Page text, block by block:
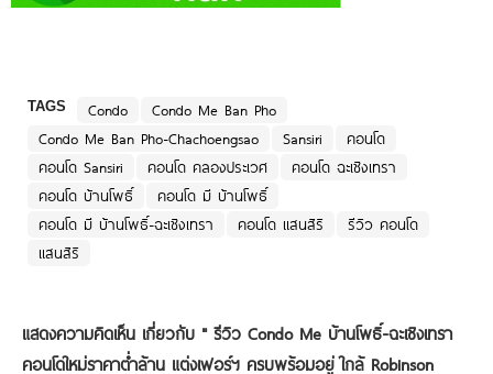
TAGS Condo
Condo Me Ban Pho
Condo Me Ban Pho-Chachoengsao
Sansiri
คอนโด
คอนโด Sansiri
คอนโด คลองประเวศ
คอนโด ฉะเชิงเทรา
คอนโด บ้านโพธิ์
คอนโด มี บ้านโพธิ์
คอนโด มี บ้านโพธิ์-ฉะเชิงเทรา
คอนโด แสนสิริ
รีวิว คอนโด
แสนสิริ
แสดงความคิดเห็น เกี่ยวกับ " รีวิว Condo Me บ้านโพธิ์-ฉะเชิงเทรา
คอนโดใหม่ราคาต่ำล้าน แต่งเฟอร์ฯ ครบพร้อมอยู่ ใกล้ Robinson